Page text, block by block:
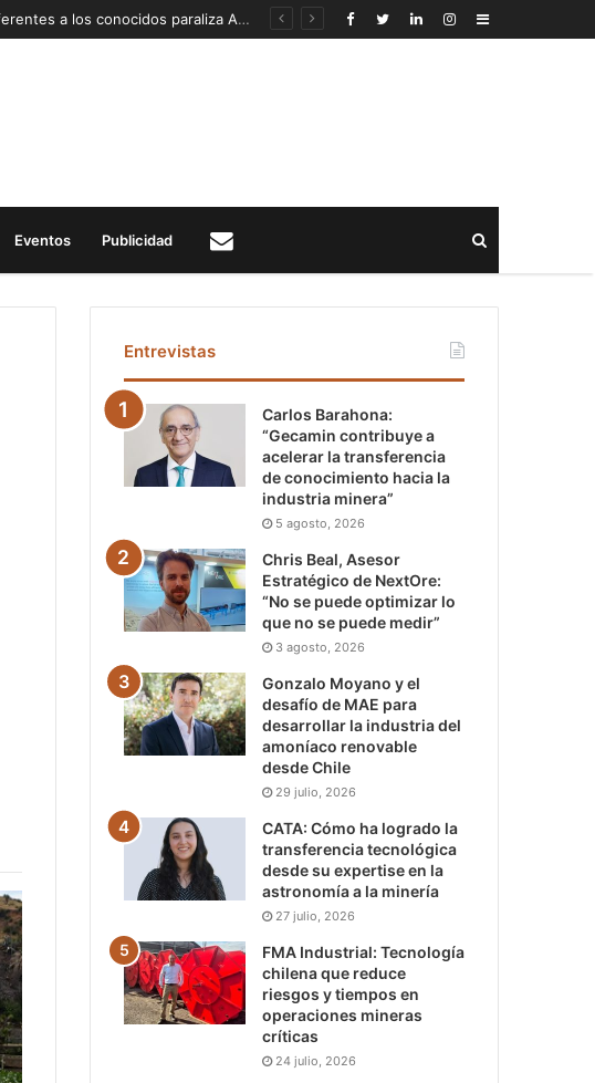
Detección de un fenómeno sísmico emergente en profundidad con riesgos diferentes a los conocidos paraliza Andes Norte Sidebar
Eventos Publicidad
Entrevistas
Carlos Barahona:
“Gecamin contribuye a
acelerar la transferencia
de conocimiento hacia la
industria minera”
5 agosto, 2026
Chris Beal, Asesor
Estratégico de NextOre:
“No se puede optimizar lo
que no se puede medir”
3 agosto, 2026
Gonzalo Moyano y el
desafío de MAE para
desarrollar la industria del
amoníaco renovable
desde Chile
29 julio, 2026
CATA: Cómo ha logrado la
transferencia tecnológica
desde su expertise en la
astronomía a la minería
27 julio, 2026
FMA Industrial: Tecnología
chilena que reduce
riesgos y tiempos en
operaciones mineras
críticas
24 julio, 2026